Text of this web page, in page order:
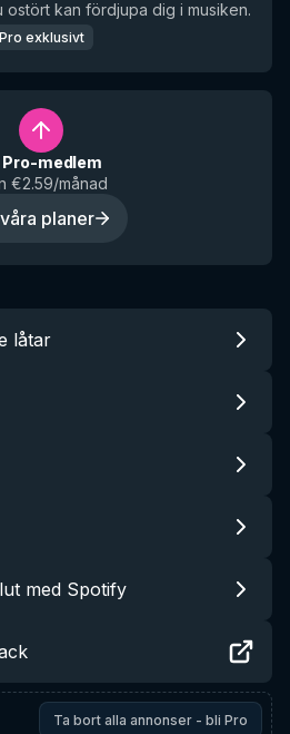
ostört kan fördjupa dig i musiken.
Pro exklusivt
Pro-medlem
€2.59/månad
planer
låtar
med Spotify
Ta bort alla annonser - bli Pro